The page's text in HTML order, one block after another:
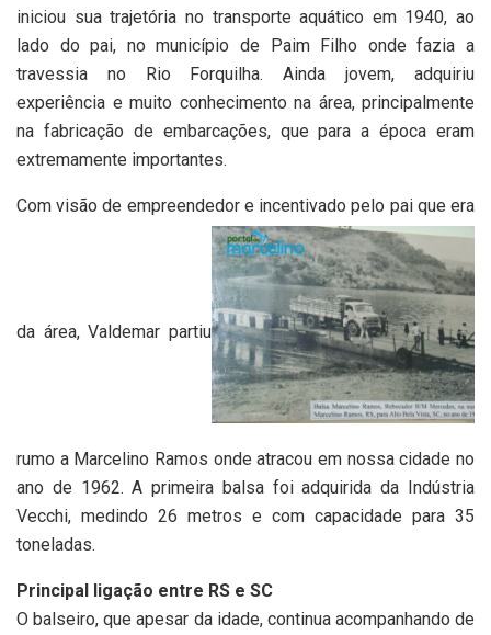
iniciou sua trajetória no transporte aquático em 1940, ao
lado do pai, no município de Paim Filho onde fazia a
travessia no Rio Forquilha. Ainda jovem, adquiriu
experiência e muito conhecimento na área, principalmente
na fabricação de embarcações, que para a época eram
extremamente importantes.
Com visão de empreendedor e incentivado pelo pai que era
da área, Valdemar partiu
rumo a Marcelino Ramos onde atracou em nossa cidade no
ano de 1962. A primeira balsa foi adquirida da Indústria
Vecchi, medindo 26 metros e com capacidade para 35
toneladas.
Principal ligação entre RS e SC
O balseiro, que apesar da idade, continua acompanhando de